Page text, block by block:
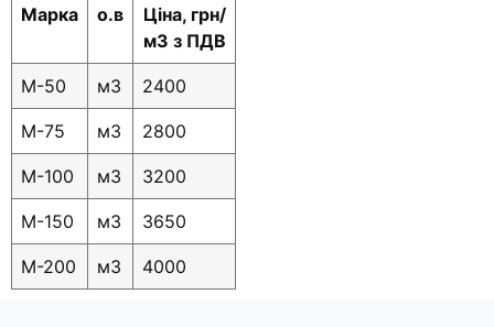
Марка о.в
Ціна, грн/
м3 з ПДВ
M-50 м3 2400
M-75 м3 2800
M-100 м3 3200
М-150 м3 3650
M-200 м3 4000